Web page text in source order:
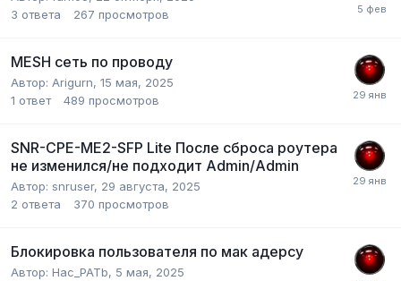
3 ответа 267 просмотров
MESH сеть по проводу
Автор: Arigurn, 15 мая, 2025
1 ответ 489 просмотров
SNR-CPE-ME2-SFP Lite После сброса роутера
не изменился/не подходит Admin/Admin
Автор: snruser, 29 августа, 2025
2 ответа 370 просмотров
Блокировка пользователя по мак адерсу
Автор: Hac_PATb, 5 мая, 2025